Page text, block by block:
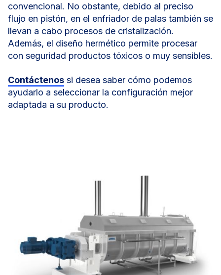
convencional. No obstante, debido al preciso
flujo en pistón, en el enfriador de palas también se
llevan a cabo procesos de cristalización.
Además, el diseño hermético permite procesar
con seguridad productos tóxicos o muy sensibles.
Contáctenos si desea saber cómo podemos
ayudarlo a seleccionar la configuración mejor
adaptada a su producto.